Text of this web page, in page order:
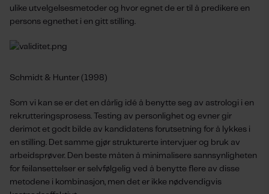
ulike utvelgelsesmetoder og hvor egnet de er til å predikere en
persons egnethet i en gitt stilling.
Schmidt & Hunter (1998)
Som vi kan se er det en dårlig idé å benytte seg av astrologi i en
rekrutteringsprosess. Testing av personlighet og evner gir
derimot et godt bilde av kandidatens forutsetning for å lykkes i
en stilling. Det samme gjør strukturerte intervjuer og bruk av
arbeidsprøver. Den beste måten å minimalisere sannsynligheten
for feilansettelser er selvfølgelig ved å benytte flere av disse
metodene i kombinasjon, men det er ikke nødvendigvis